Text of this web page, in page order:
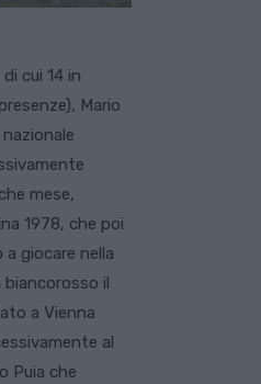
cui 14 in
Mario
mese,
1978, che poi
giocare nella
biancorosso il
a Vienna
al
Puia che